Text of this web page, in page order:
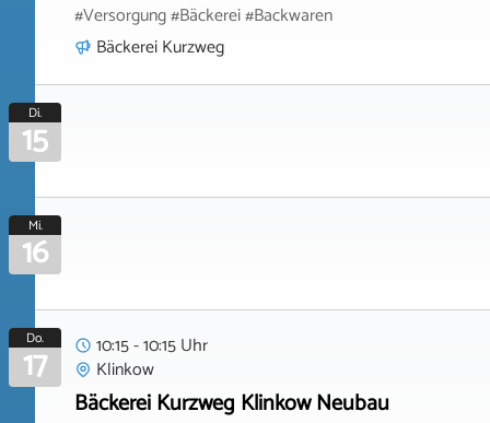
#Versorgung #Bäckerei #Backwaren
Bäckerei Kurzweg
Di.
15
Mi.
16
Do.
17
10:15 - 10:15 Uhr
Klinkow
Bäckerei Kurzweg Klinkow Neubau